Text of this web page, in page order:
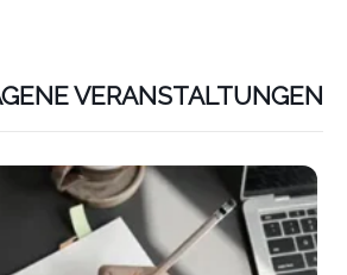
VERANSTALTUNGEN